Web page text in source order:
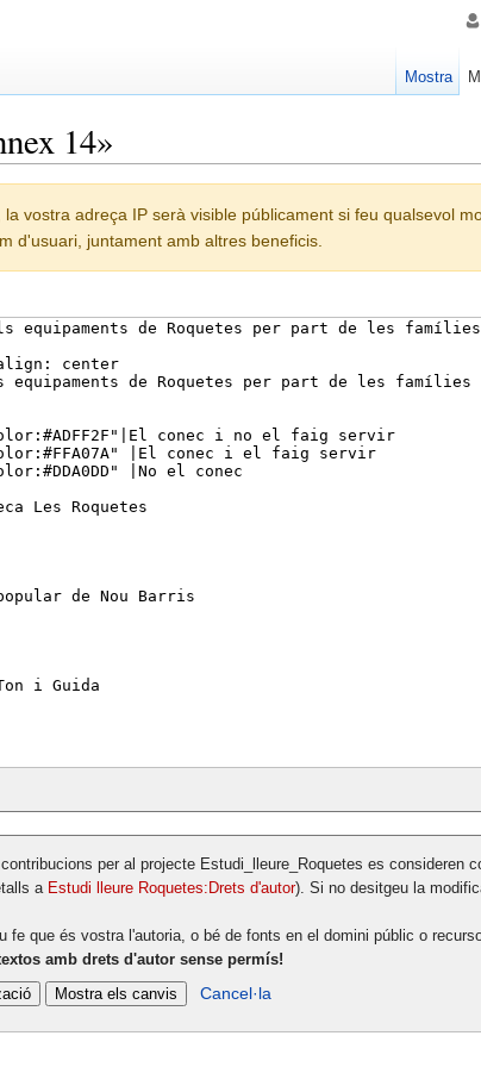
14»
vostra adreça IP serà visible públicament si feu qualsevol
d'usuari, juntament amb altres beneficis.
per al projecte Estudi_lleure_Roquetes es consideren
a Estudi lleure Roquetes:Drets d'autor). Si no desitgeu la
fe que és vostra l'autoria, o bé de fonts en el domini públic o
amb drets d'autor sense permís!
Cancel·la
Mostra